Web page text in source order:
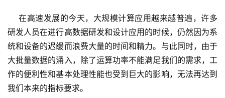
在高速发展的今天，大规模计算应用越来越普遍，许多
研发人员在进行高数据研发和设计应用的时候，仍然因为系
统和设备的迟缓而浪费大量的时间和精力。与此同时，由于
大批量数据的涌入，除了运算功率不能满足我们的需求，工
作的便利性和基本处理性能也受到巨大的影响，无法再达到
我们本来的指标要求。